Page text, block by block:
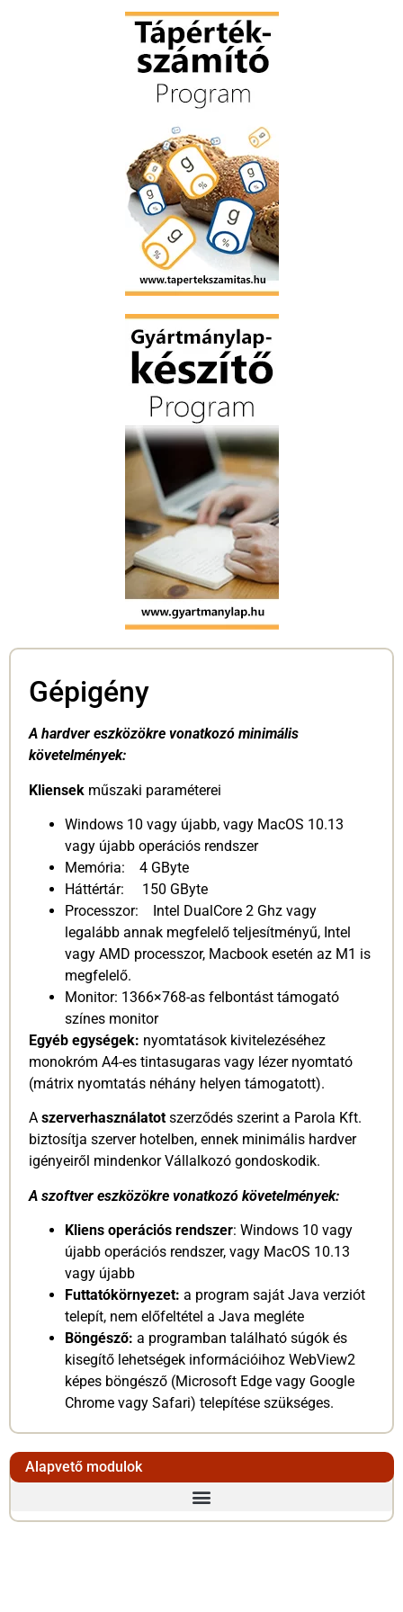
Gépigény
A hardver eszközökre vonatkozó minimális
követelmények:
Kliensek műszaki paraméterei
Windows 10 vagy újabb, vagy MacOS 10.13
vagy újabb operációs rendszer
Memória: 4 GByte
Háttértár: 150 GByte
Processzor: Intel DualCore 2 Ghz vagy
legalább annak megfelelő teljesítményű, Intel
vagy AMD processzor, Macbook esetén az M1 is
megfelelő.
Monitor: 1366×768-as felbontást támogató
színes monitor
Egyéb egységek: nyomtatások kivitelezéséhez
monokróm A4-es tintasugaras vagy lézer nyomtató
(mátrix nyomtatás néhány helyen támogatott).
A szerverhasználatot szerződés szerint a Parola Kft.
biztosítja szerver hotelben, ennek minimális hardver
igényeiről mindenkor Vállalkozó gondoskodik.
A szoftver eszközökre vonatkozó követelmények:
Kliens operációs rendszer: Windows 10 vagy
újabb operációs rendszer, vagy MacOS 10.13
vagy újabb
Futtatókörnyezet: a program saját Java verziót
telepít, nem előfeltétel a Java megléte
Böngésző: a programban található súgók és
kisegítő lehetségek információihoz WebView2
képes böngésző (Microsoft Edge vagy Google
Chrome vagy Safari) telepítése szükséges.
Alapvető modulok